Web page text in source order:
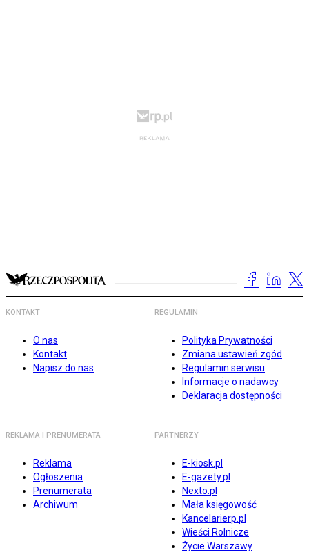
KONTAKT
O nas
Kontakt
Napisz do nas
REGULAMIN
Polityka Prywatności
Zmiana ustawień zgód
Regulamin serwisu
Informacje o nadawcy
Deklaracja dostępności
REKLAMA I PRENUMERATA
Reklama
Ogłoszenia
Prenumerata
Archiwum
PARTNERZY
E-kiosk.pl
E-gazety.pl
Nexto.pl
Mała księgowość
Kancelarierp.pl
Wieści Rolnicze
Życie Warszawy